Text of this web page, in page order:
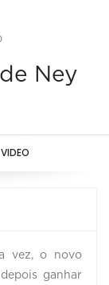
Ney
VIDEO
vez, o novo
ganhar